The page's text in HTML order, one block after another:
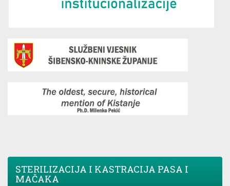
STERILIZACIJA I KASTRACIJA PASA I
MAČAKA